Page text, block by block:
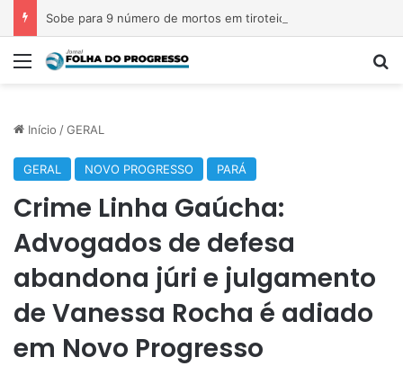
Menu
Início /GERAL
GERAL NOVO PROGRESSO PARÁ
Crime Linha Gaúcha:
Advogados de defesa
abandona júri e julgamento
de Vanessa Rocha é adiado
em Novo Progresso